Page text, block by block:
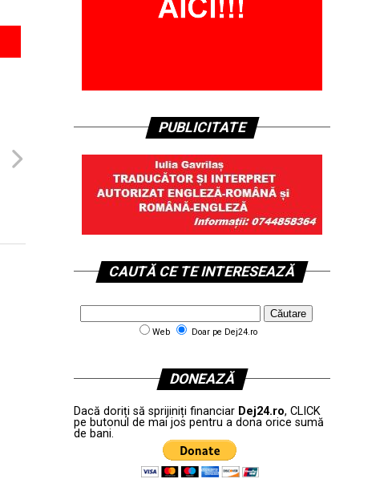
PUBLICITATE
CAUTĂ CE TE INTERESEAZĂ
Web Doar pe Dej24.ro
DONEAZĂ
Dacă doriți să sprijiniți financiar Dej24.ro, CLICK
pe butonul de mai jos pentru a dona orice sumă
de bani.